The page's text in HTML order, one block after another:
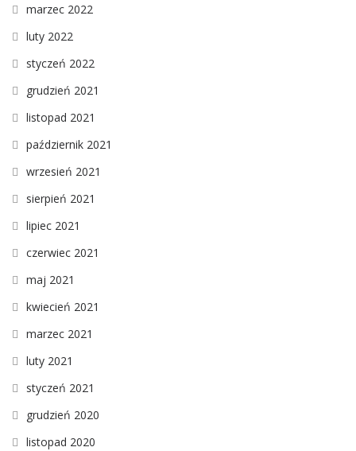
marzec 2022
luty 2022
styczeń 2022
grudzień 2021
listopad 2021
październik 2021
wrzesień 2021
sierpień 2021
lipiec 2021
czerwiec 2021
maj 2021
kwiecień 2021
marzec 2021
luty 2021
styczeń 2021
grudzień 2020
listopad 2020